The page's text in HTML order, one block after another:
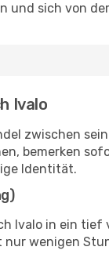
und sich von
Ivalo
zwischen
bemerken
Identität.
Ivalo in ein
wenigen